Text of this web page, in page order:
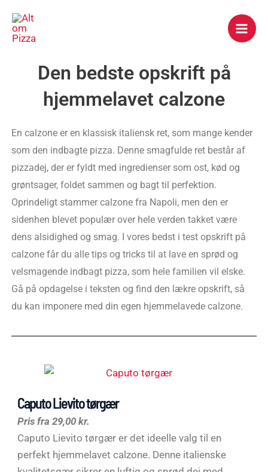
indholdet
Den bedste opskrift på
hjemmelavet calzone
En calzone er en klassisk italiensk ret, som mange kender
som den indbagte pizza. Denne smagfulde ret består af
pizzadej, der er fyldt med ingredienser som ost, kød og
grøntsager, foldet sammen og bagt til perfektion.
Oprindeligt stammer calzone fra Napoli, men den er
sidenhen blevet populær over hele verden takket være
dens alsidighed og smag. I vores bedst i test opskrift på
calzone får du alle tips og tricks til at lave en sprød og
velsmagende indbagt pizza, som hele familien vil elske.
Gå på opdagelse i teksten og find den lækre opskrift, så
du kan imponere med din egen hjemmelavede calzone.
Caputo Lievito tørgær
Pris fra 29,00 kr.
Caputo Lievito tørgær er det ideelle valg til en
perfekt hjemmelavet calzone. Denne italienske